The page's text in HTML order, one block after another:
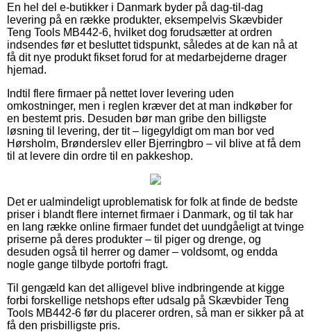
En hel del e-butikker i Danmark byder på dag-til-dag
levering på en række produkter, eksempelvis Skævbider
Teng Tools MB442-6, hvilket dog forudsætter at ordren
indsendes før et besluttet tidspunkt, således at de kan nå at
få dit nye produkt fikset forud for at medarbejderne drager
hjemad.
Indtil flere firmaer på nettet lover levering uden
omkostninger, men i reglen kræver det at man indkøber for
en bestemt pris. Desuden bør man gribe den billigste
løsning til levering, der tit – ligegyldigt om man bor ved
Hørsholm, Brønderslev eller Bjerringbro – vil blive at få dem
til at levere din ordre til en pakkeshop.
Det er ualmindeligt uproblematisk for folk at finde de bedste
priser i blandt flere internet firmaer i Danmark, og til tak har
en lang række online firmaer fundet det uundgåeligt at tvinge
priserne på deres produkter – til piger og drenge, og
desuden også til herrer og damer – voldsomt, og endda
nogle gange tilbyde portofri fragt.
Til gengæld kan det alligevel blive indbringende at kigge
forbi forskellige netshops efter udsalg på Skævbider Teng
Tools MB442-6 før du placerer ordren, så man er sikker på at
få den prisbilligste pris.